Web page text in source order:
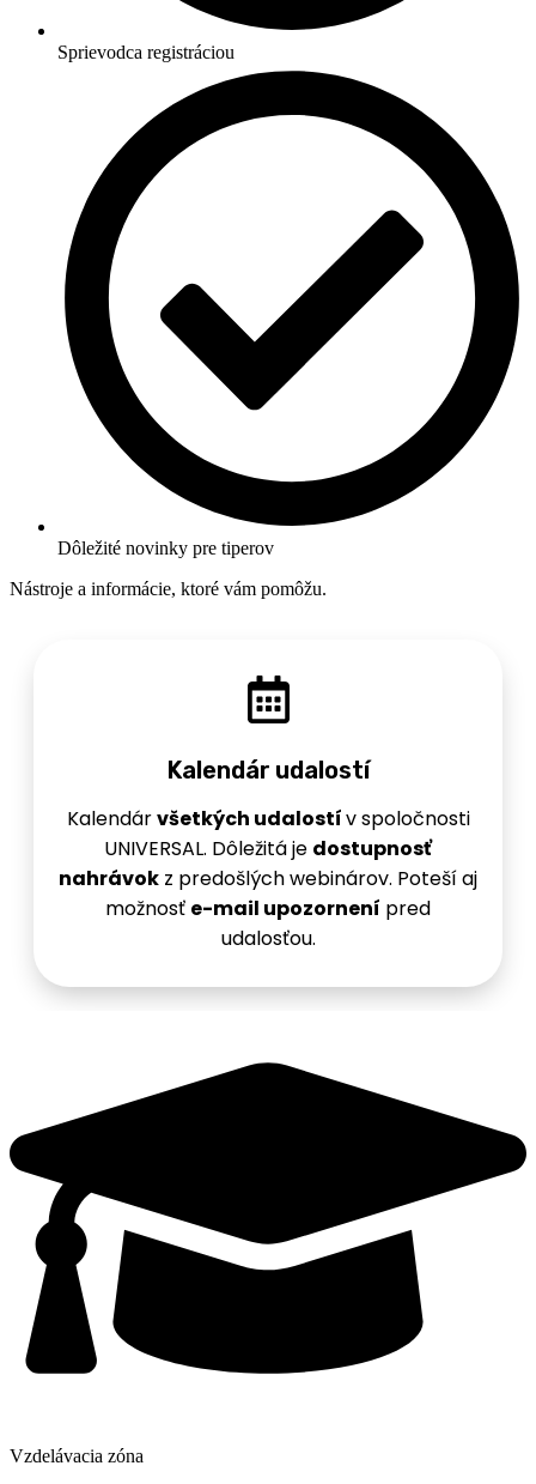
Sprievodca registráciou
Dôležité novinky pre tiperov
Nástroje a informácie, ktoré vám pomôžu.
Kalendár udalostí
Kalendárvšetkých udalostív spoločnosti
UNIVERSAL. Dôležitá je dostupnosť
nahrávok z predošlých webinárov. Poteší aj
možnosť e-mail upozornení pred
udalosťou.
Vzdelávacia zóna